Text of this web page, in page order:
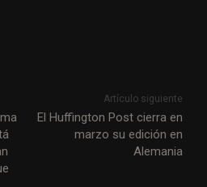
Artículo siguiente
El Huffington Post cierra en
marzo su edición en
Alemania